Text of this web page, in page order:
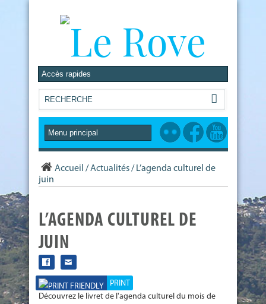
Accueil /Actualités/ L’agenda culturel de
juin
L’AGENDA CULTUREL DE
JUIN
PRINT
Découvrez le livret de l'agenda culturel du mois de